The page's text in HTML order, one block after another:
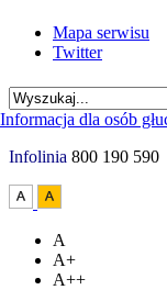
Mapa serwisu
Twitter
Infolinia 800 190 590
A
A+
A++